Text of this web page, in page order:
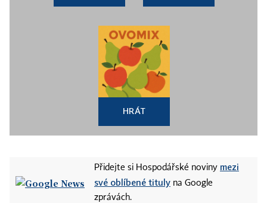
HRÁT
Přidejte si Hospodářské noviny mezi
své oblíbené tituly na Google
zprávách.